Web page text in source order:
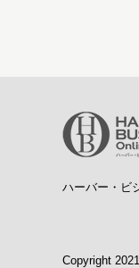
ハーバー・ビ
Copyright